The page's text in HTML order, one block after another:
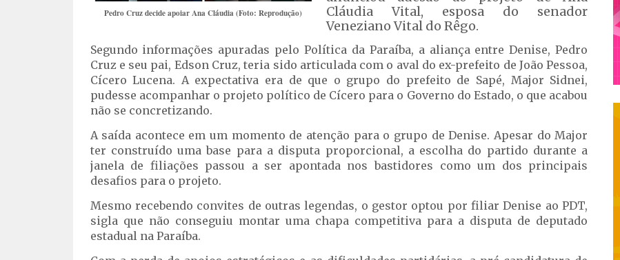
Pedro Cruz decide apoiar Ana Cláudia (Foto: Reprodução)
Cláudia Vital, esposa do senador
Veneziano Vital do Rêgo.
Segundo informações apuradas pelo Política da Paraíba, a aliança entre Denise, Pedro
Cruz e seu pai, Edson Cruz, teria sido articulada com o aval do ex-prefeito de João Pessoa,
Cícero Lucena. A expectativa era de que o grupo do prefeito de Sapé, Major Sidnei,
pudesse acompanhar o projeto político de Cícero para o Governo do Estado, o que acabou
não se concretizando.
A saída acontece em um momento de atenção para o grupo de Denise. Apesar do Major
ter construído uma base para a disputa proporcional, a escolha do partido durante a
janela de filiações passou a ser apontada nos bastidores como um dos principais
desafios para o projeto.
Mesmo recebendo convites de outras legendas, o gestor optou por filiar Denise ao PDT,
sigla que não conseguiu montar uma chapa competitiva para a disputa de deputado
estadual na Paraíba.